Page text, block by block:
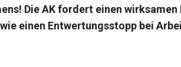
Die AK fordert einen
einen Entwertungsstopp bei